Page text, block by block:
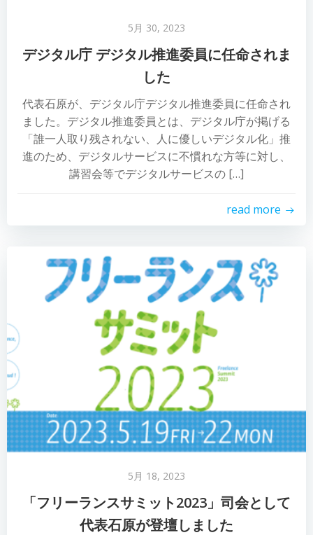
5月 30, 2023
デジタル庁 デジタル推進委員に任命されま
した
代表石原が、デジタル庁デジタル推進委員に任命され
ました。デジタル推進委員とは、デジタル庁が掲げる
「誰一人取り残されない、人に優しいデジタル化」推
進のため、デジタルサービスに不慣れな方等に対し、
講習会等でデジタルサービスの […]
read more
5月 18, 2023
「フリーランスサミット2023」司会として
代表石原が登壇しました